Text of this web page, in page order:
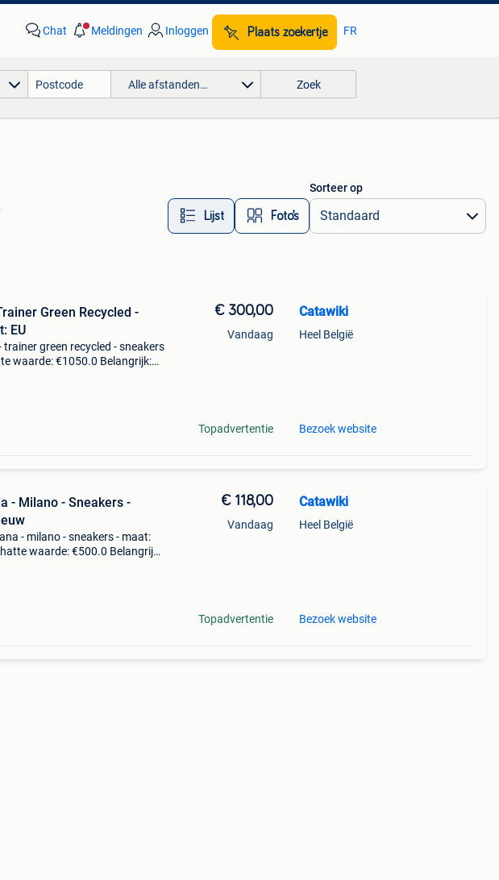
Chat Meldingen Inloggen Plaats zoekertje FR
Alle afstanden… Zoek
Lijst Foto’s
Sorteer op
Green Recycled -
EU
green recycled - sneakers
waarde: €1050.0 Belangrijk:
€ 300,00
Vandaag
Topadvertentie
Catawiki
Heel België
Bezoek website
- Milano - Sneakers -
- milano - sneakers - maat:
waarde: €500.0 Belangrijk:
€ 118,00
Vandaag
Topadvertentie
Catawiki
Heel België
Bezoek website